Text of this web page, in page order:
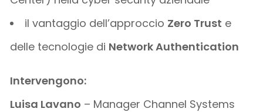
il vantaggio dell’approccio Zero Trust e
delle tecnologie di Network Authentication
Intervengono:
Luisa Lavano – Manager Channel Systems